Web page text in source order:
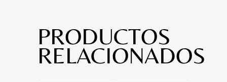
PRODUCTOS
RELACIONADOS